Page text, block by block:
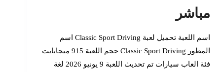
مباشر
اسم اللعبة تحميل لعبة Classic Sport Driving اسم
المطور Classic Sport Driving حجم اللعبة 915 ميجابايت
فئة العاب سيارات تم تحديث اللعبة 9 يونيو 2026 لغة